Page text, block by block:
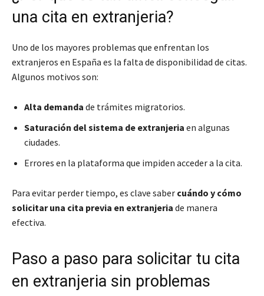
una cita en extranjeria?
Uno de los mayores problemas que enfrentan los
extranjeros en España es la falta de disponibilidad de citas.
Algunos motivos son:
Alta demanda de trámites migratorios.
Saturación del sistema de extranjeria en algunas
ciudades.
Errores en la plataforma que impiden acceder a la cita.
Para evitar perder tiempo, es clave saber cuándo y cómo
solicitar una cita previa en extranjeria de manera
efectiva.
Paso a paso para solicitar tu cita
en extranjeria sin problemas